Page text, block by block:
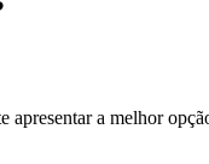
a melhor